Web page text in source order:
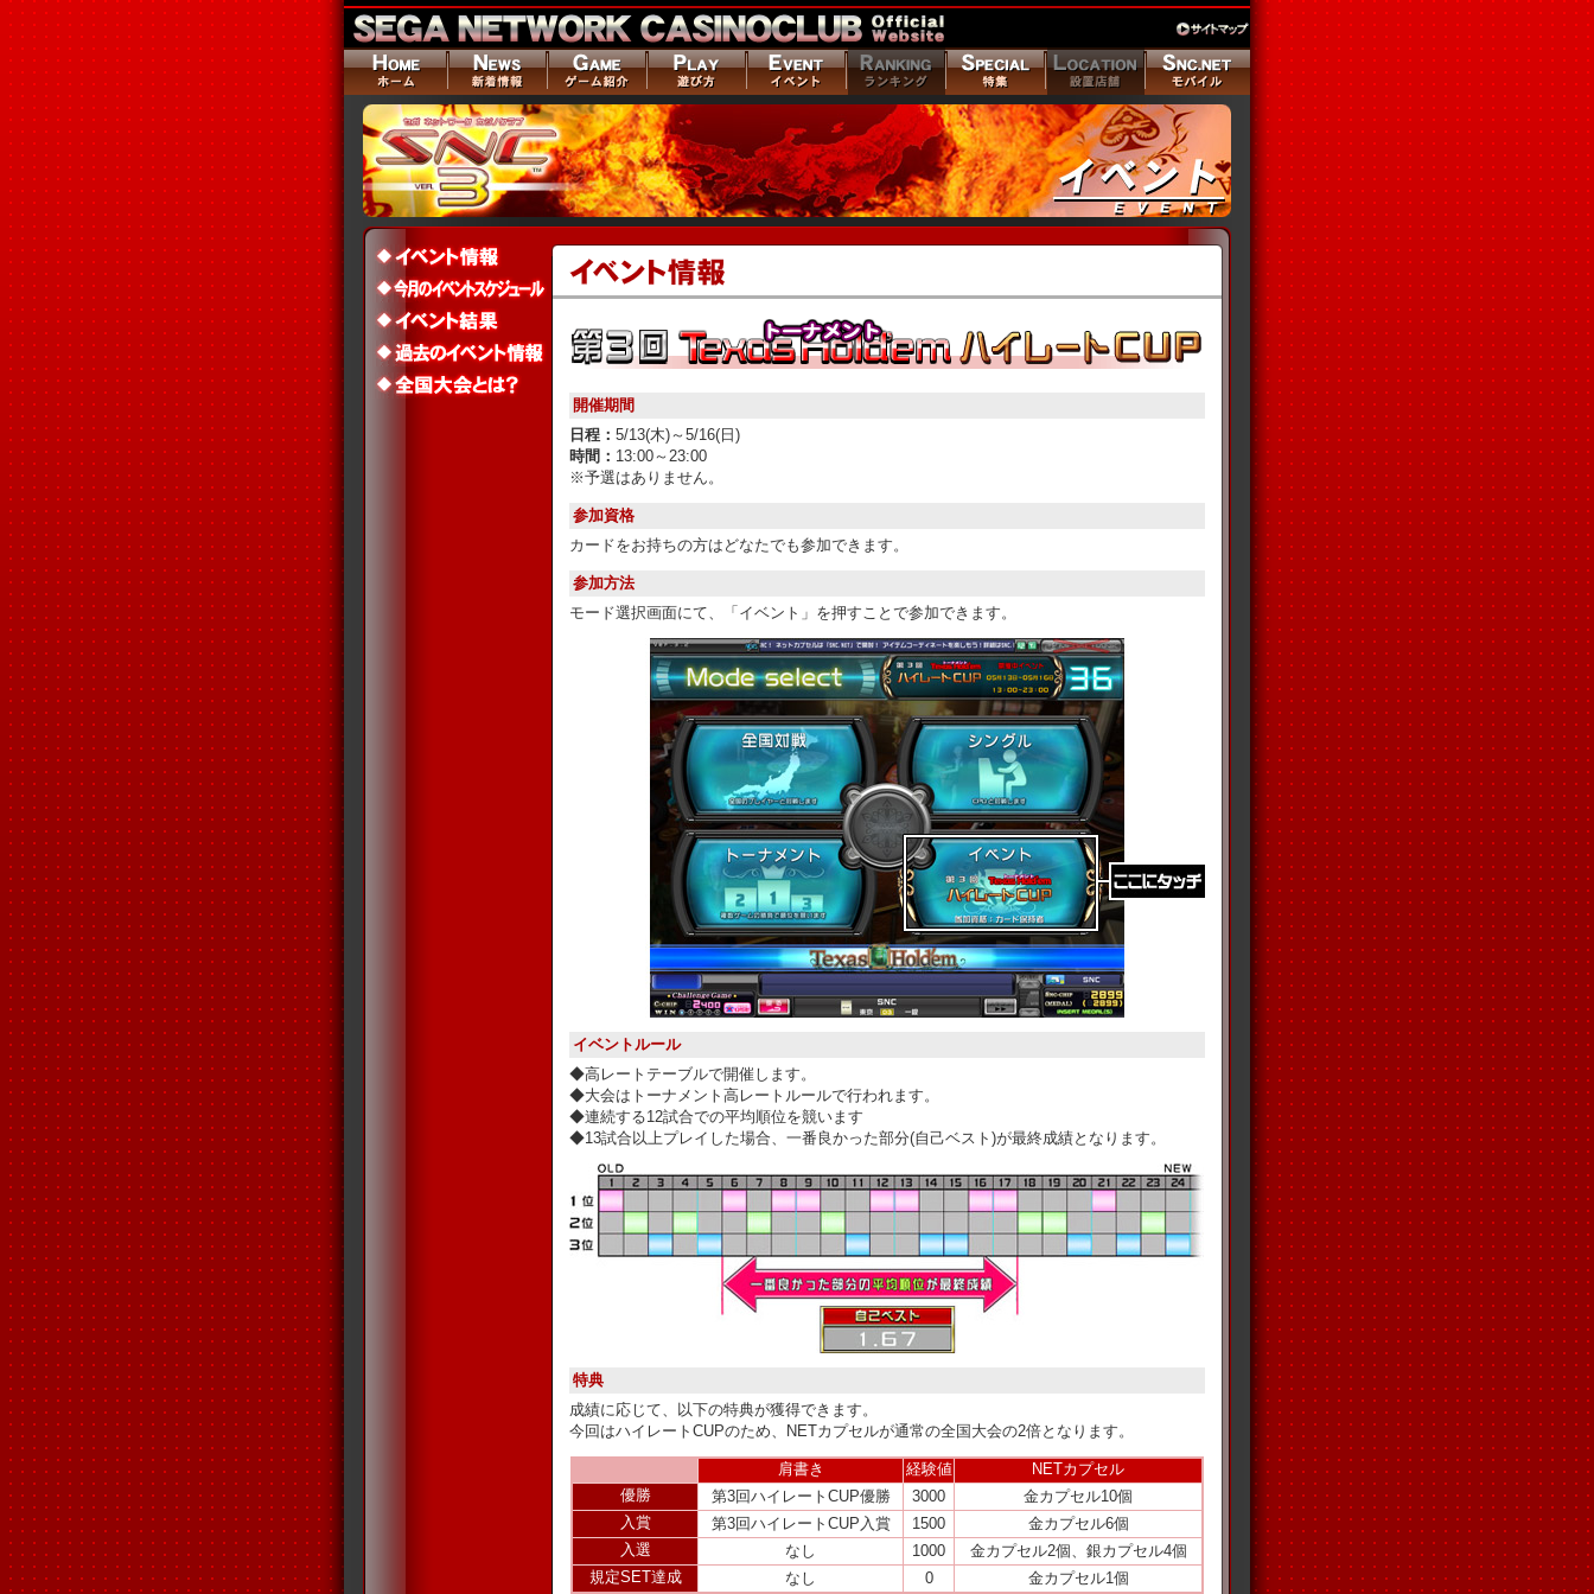
開催期間
日程： 5/13(木)～5/16(日)
時間： 13:00～23:00
※予選はありません。
参加資格
カードをお持ちの方はどなたでも参加できます。
参加方法
モード選択画面にて、「イベント」を押すことで参加できます。
イベントルール
◆高レートテーブルで開催します。
◆大会はトーナメント高レートルールで行われます。
◆連続する12試合での平均順位を競います
◆13試合以上プレイした場合、一番良かった部分(自己ベスト)が最終成績となります。
特典
成績に応じて、以下の特典が獲得できます。
今回はハイレートCUPのため、NETカプセルが通常の全国大会の2倍となります。
肩書き 経験値
NETカプセル
優勝
第3回ハイレートCUP優勝 3000
金カプセル10個
入賞
第3回ハイレートCUP入賞 1500
金カプセル6個
入選
なし 1000
金カプセル2個、銀カプセル4個
規定SET達成
なし 0 金カプセル1個